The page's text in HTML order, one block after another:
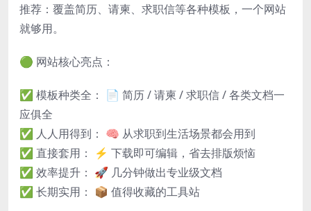
推荐：覆盖简历、请柬、求职信等各种模板，一个网站
就够用。
🟢 网站核心亮点：
✅ 模板种类全： 📄 简历 / 请柬 / 求职信 / 各类文档一
应俱全
✅ 人人用得到： 🧠 从求职到生活场景都会用到
✅ 直接套用： ⚡️ 下载即可编辑，省去排版烦恼
✅ 效率提升： 🚀 几分钟做出专业级文档
✅ 长期实用： 📦 值得收藏的工具站